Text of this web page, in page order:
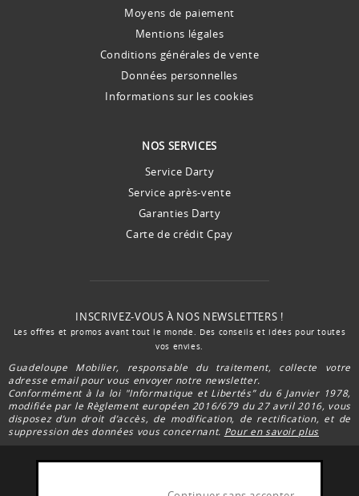
Moyens de paiement
Mentions légales
Conditions générales de vente
Données personnelles
Informations sur les cookies
NOS SERVICES
Service Darty
Service après-vente
Garanties Darty
Carte de crédit Cpay
INSCRIVEZ-VOUS À NOS NEWSLETTERS !
Les offres et promos avant tout le monde. Des conseils et idées pour toutes
vos envies.
Guadeloupe Mobilier, responsable du traitement, collecte votre
adresse email pour vous envoyer notre newsletter.
Conformément à la loi "Informatique et Libertés” du 6 Janvier 1978,
modifiée par le Règlement européen 2016/679 du 27 avril 2016, vous
disposez d’un droit d’accès, de modification, de rectification, et de
suppression des données vous concernant. Pour en savoir plus